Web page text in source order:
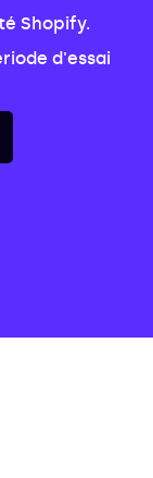
Shopify.
d'essai